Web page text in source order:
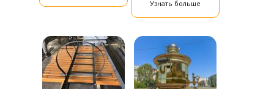
Узнать больше